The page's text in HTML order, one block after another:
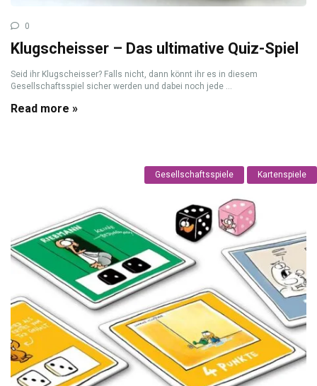
0
Klugscheisser – Das ultimative Quiz-Spiel
Seid ihr Klugscheisser? Falls nicht, dann könnt ihr es in diesem
Gesellschaftsspiel sicher werden und dabei noch jede ...
Read more »
Gesellschaftsspiele Kartenspiele